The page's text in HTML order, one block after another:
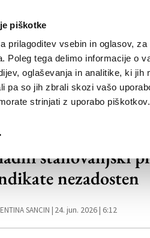
piškotke
prilagoditev vsebin in oglasov,
Poleg tega delimo informacije o
oglaševanja in analitike, ki
pa so jih zbrali skozi vašo
strinjati z uporabo piškotkov.
NOVICE TRŽAŠKA
stanovanjski
nezadosten
SANCIN | 24. jun. 2026 | 6:12